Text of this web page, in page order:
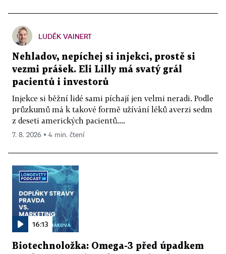
LUDĚK VAINERT
Nehladov, nepíchej si injekci, prostě si
vezmi prášek. Eli Lilly má svatý grál
pacientů i investorů
Injekce si běžní lidé sami píchají jen velmi neradi. Podle
průzkumů má k takové formě užívání léků averzi sedm
z deseti amerických pacientů....
7. 8. 2026 ▪ 4 min. čtení
16:13
Biotechnoložka: Omega-3 před úpadkem